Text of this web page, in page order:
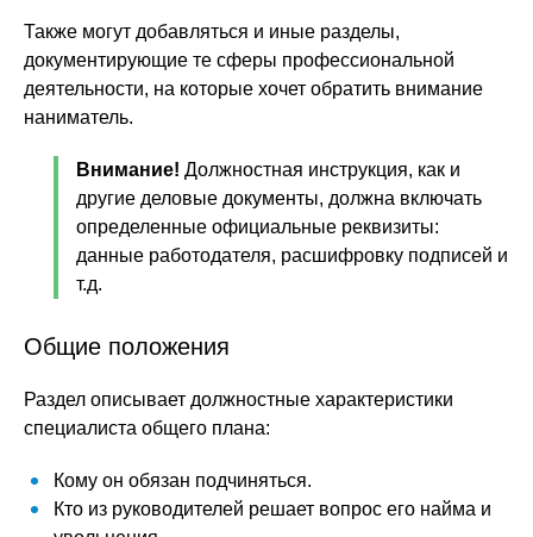
Также могут добавляться и иные разделы,
документирующие те сферы профессиональной
деятельности, на которые хочет обратить внимание
наниматель.
Внимание! Должностная инструкция, как и
другие деловые документы, должна включать
определенные официальные реквизиты:
данные работодателя, расшифровку подписей и
т.д.
Общие положения
Раздел описывает должностные характеристики
специалиста общего плана:
Кому он обязан подчиняться.
Кто из руководителей решает вопрос его найма и